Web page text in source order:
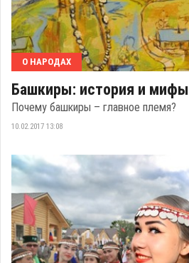
О НАРОДАХ
Башкиры: история и мифы
Почему башкиры – главное племя?
10.02.2017 13:08